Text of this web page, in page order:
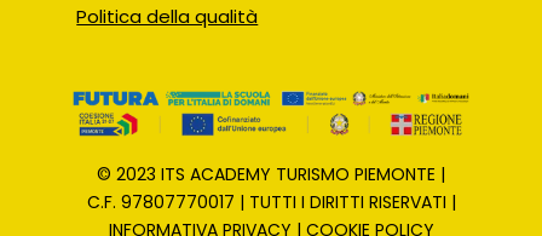
Politica della qualità
© 2023 ITS ACADEMY TURISMO PIEMONTE |
C.F. 97807770017 | TUTTI I DIRITTI RISERVATI |
INFORMATIVA PRIVACY | COOKIE POLICY